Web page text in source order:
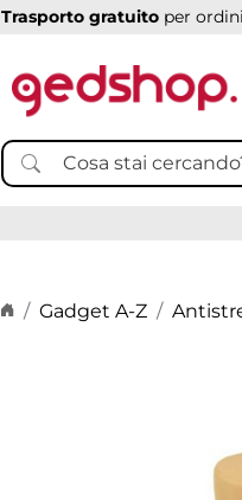
Trasporto gratuito per
Home page
Gadget A-Z